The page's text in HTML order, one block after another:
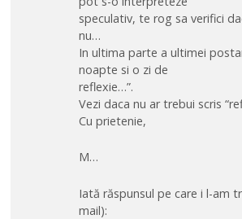
speculativ, te rog sa verifici
nu…
In ultima parte a ultimei
noapte si o zi de
reflexie…”.
Vezi daca nu ar trebui scris
Cu prietenie,
M…
Iată răspunsul pe care i l-am
mail):